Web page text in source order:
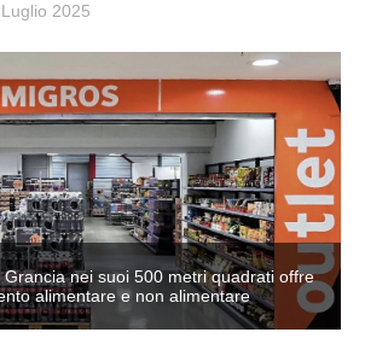
2025
nei suoi 500 metri quadrati offre
alimentare e non alimentare